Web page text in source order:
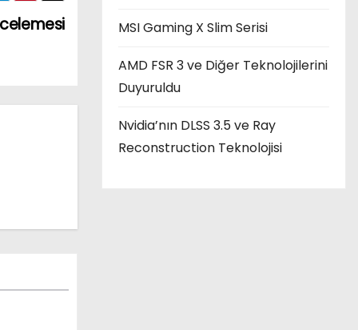
MSI Gaming X Slim Serisi
AMD FSR 3 ve Diğer Teknolojilerini
Duyuruldu
Nvidia’nın DLSS 3.5 ve Ray
Reconstruction Teknolojisi